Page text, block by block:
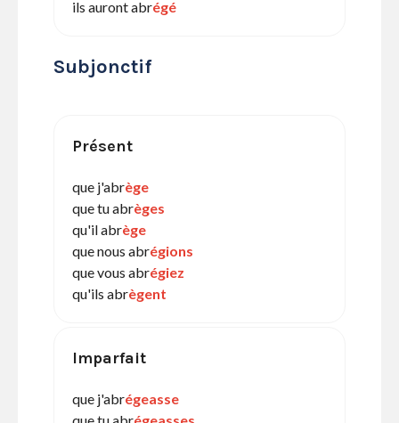
ils auront abrégé
Subjonctif
Présent
que j'abrège
que tu abrèges
qu'il abrège
que nous abrégions
que vous abrégiez
qu'ils abrègent
Imparfait
que j'abrégeasse